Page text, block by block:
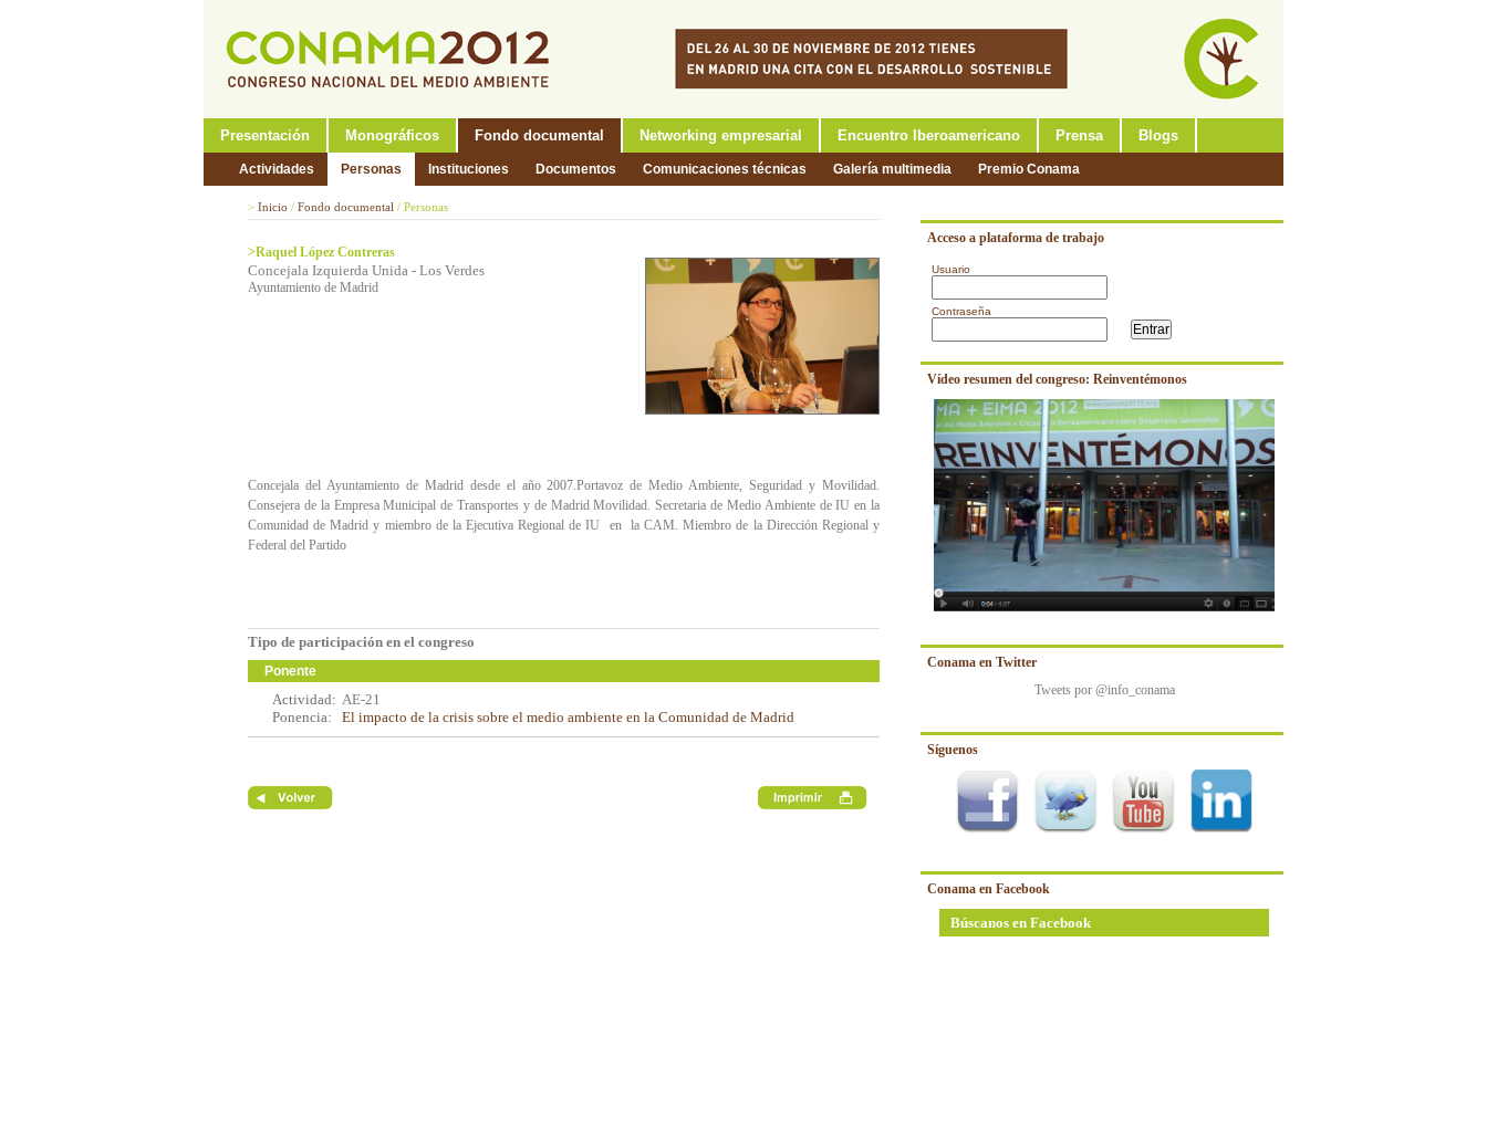
Presentación Monográficos Fondo documental Networking empresarial Encuentro Iberoamericano Prensa Blogs
Actividades Personas Instituciones Documentos Comunicaciones técnicas Galería multimedia Premio Conama
Acceso a plataforma de trabajo
Usuario
Contraseña
Vídeo resumen del congreso: Reinventémonos
Conama en Twitter
Tweets por @info_conama
Síguenos
Conama en Facebook
Búscanos en Facebook
> Inicio / Fondo documental / Personas
>Raquel López Contreras
Concejala Izquierda Unida - Los Verdes
Ayuntamiento de Madrid
Concejala del Ayuntamiento de Madrid desde el año 2007.Portavoz de Medio Ambiente, Seguridad y Movilidad.
Consejera de la Empresa Municipal de Transportes y de Madrid Movilidad. Secretaria de Medio Ambiente de IU en la
Comunidad de Madrid y miembro de la Ejecutiva Regional de IU en la CAM. Miembro de la Dirección Regional y
Federal del Partido
Tipo de participación en el congreso
Ponente
Actividad: AE-21
Ponencia:
El impacto de la crisis sobre el medio ambiente en la Comunidad de Madrid